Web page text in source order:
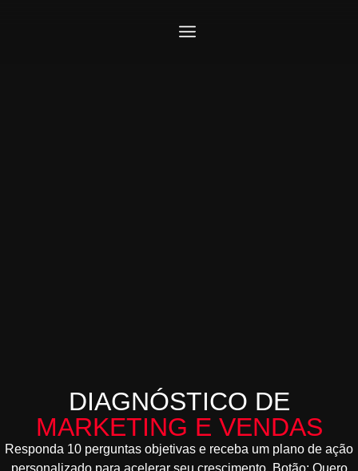
DIAGNÓSTICO DE
MARKETING E VENDAS
Responda 10 perguntas objetivas e receba um plano de ação
personalizado para acelerar seu crescimento. Botão: Quero